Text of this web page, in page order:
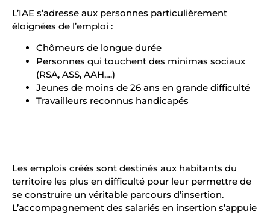
L’IAE s’adresse aux personnes particulièrement
éloignées de l’emploi :
Chômeurs de longue durée
Personnes qui touchent des minimas sociaux
(RSA, ASS, AAH,…)
Jeunes de moins de 26 ans en grande difficulté
Travailleurs reconnus handicapés
Les emplois créés sont destinés aux habitants du
territoire les plus en difficulté pour leur permettre de
se construire un véritable parcours d’insertion.
L’accompagnement des salariés en insertion s’appuie